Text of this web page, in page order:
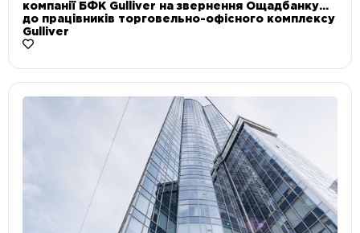
компанії БФК Gulliver на звернення Ощадбанку
до працівників торговельно-офісного комплексу
Gulliver